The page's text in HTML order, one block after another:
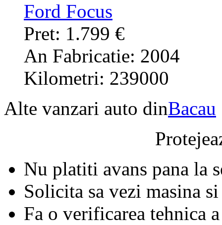
Ford Focus
Pret: 1.799 €
An Fabricatie: 2004
Kilometri: 239000
Alte vanzari auto dinBacau
Nu platiti avans pana la
Solicita sa vezi masina si
Fa o verificarea tehnica